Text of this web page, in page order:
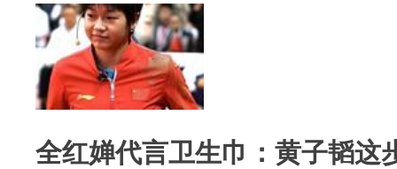
全红婵代言卫生巾：黄子韬这